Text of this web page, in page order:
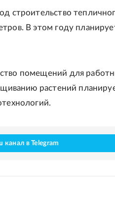
строительство
В этом году
помещений для
растений
в Telegram